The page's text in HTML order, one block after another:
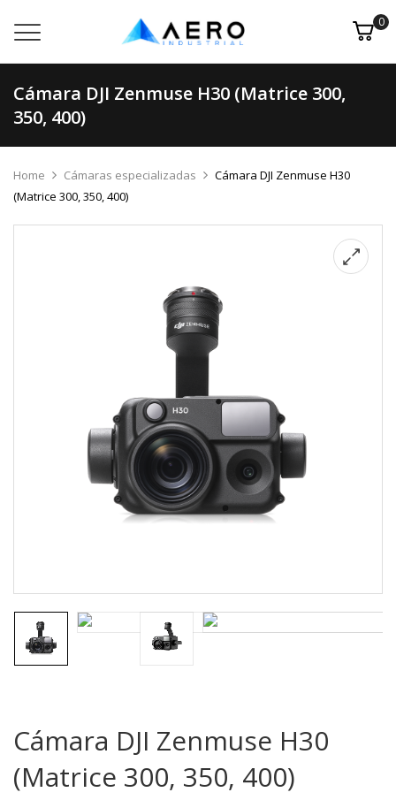
0
Cámara DJI Zenmuse H30 (Matrice 300,
350, 400)
Home Cámaras especializadas
Cámara DJI Zenmuse H30
(Matrice 300, 350, 400)
Cámara DJI Zenmuse H30
(Matrice 300, 350, 400)